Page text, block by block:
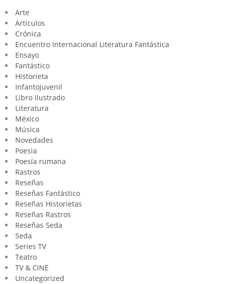
Arte
Artículos
Crónica
Encuentro Internacional Literatura Fantástica
Ensayo
Fantástico
Historieta
Infantojuvenil
Libro Ilustrado
Literatura
México
Música
Novedades
Poesia
Poesía rumana
Rastros
Reseñas
Reseñas Fantástico
Reseñas Historietas
Reseñas Rastros
Reseñas Seda
Seda
Series TV
Teatro
TV & CINE
Uncategorized